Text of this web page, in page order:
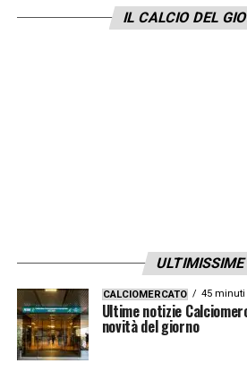
IL CALCIO DEL
ULTIMISSIME
CALCIOMERCATO 45 minuti
Ultime notizie
novità del giorno